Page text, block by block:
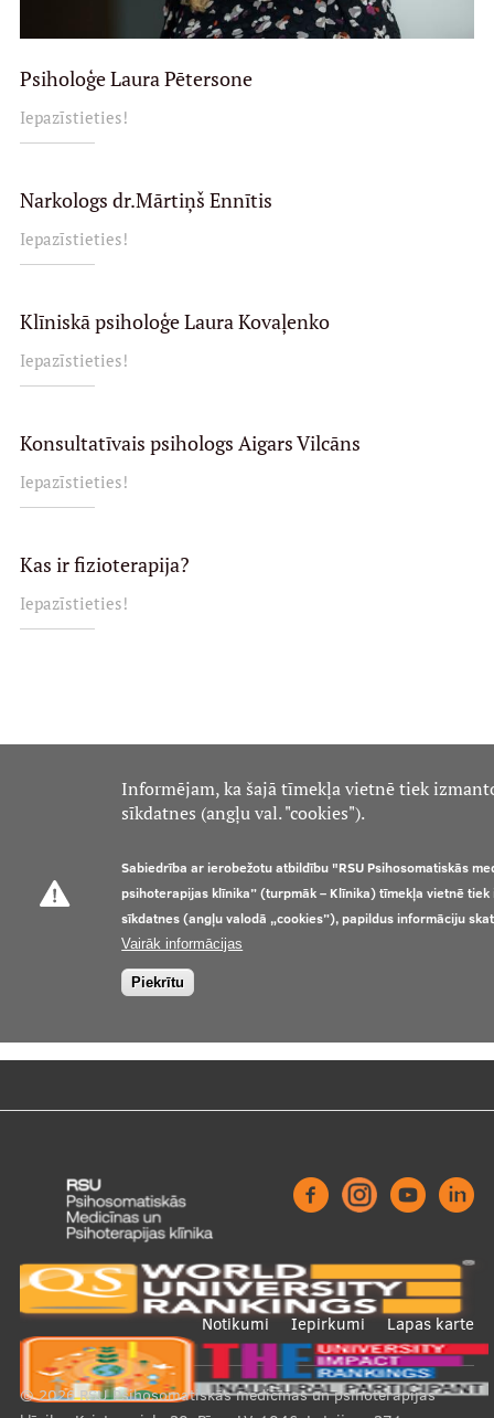
Psiholoģe Laura Pētersone
Iepazīstieties!
Narkologs dr.Mārtiņš Ennītis
Iepazīstieties!
Klīniskā psiholoģe Laura Kovaļenko
Iepazīstieties!
Konsultatīvais psihologs Aigars Vilcāns
Iepazīstieties!
Kas ir fizioterapija?
Iepazīstieties!
Footer
menu
Notikumi Iepirkumi Lapas karte
© 2026RSU Psihosomatiskās medicīnas un psihoterapijas
Informējam, ka šajā tīmekļa vietnē tiek
sīkdatnes (angļu val. "cookies").
Sabiedrība ar ierobežotu atbildību "RSU Psihosomatiskās
psihoterapijas klīnika” (turpmāk – Klīnika) tīmekļa vietnē tiek
sīkdatnes (angļu valodā „cookies”), papildus informāciju
Vairāk informācijas
Piekrītu